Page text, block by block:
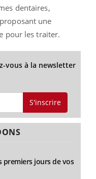
dentaires,
une
pour les traiter.
vous à la newsletter
S'inscrire
jours de vos